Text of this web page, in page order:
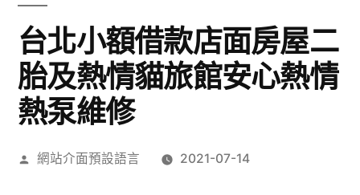
台北小額借款店面房屋二
胎及熱情貓旅館安心熱情
熱泵維修
作
網站介面預設語言 2021-07-14